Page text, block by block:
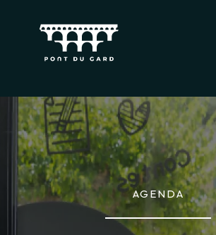
AGENDA